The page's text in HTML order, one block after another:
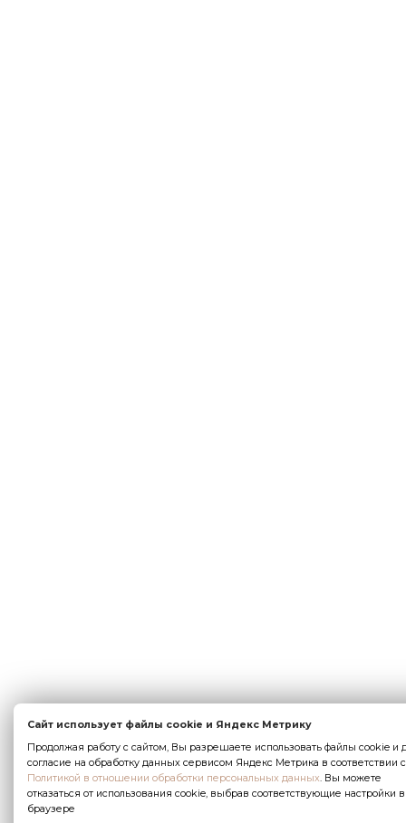
Сайт использует файлы cookie и Яндекс Метрику
Продолжая работу с сайтом, Вы разрешаете использовать файлы cookie и
согласие на обработку данных сервисом Яндекс Метрика в соответствии с
Политикой в отношении обработки персональных данных. Вы можете
отказаться от использования cookie, выбрав соответствующие настройки в
браузере